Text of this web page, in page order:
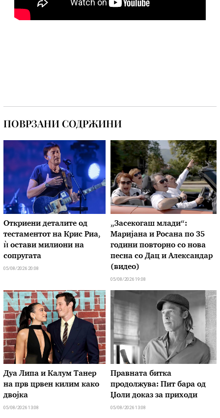
ПОВРЗАНИ СОДРЖИНИ
Откриени деталите од
тестаментот на Крис Риа,
ѝ остави милиони на
сопругата
05/08/2026 20:08
„Засекогаш млади“:
Маријана и Росана по 35
години повторно со нова
песна со Дац и Александар
(видео)
05/08/2026 19:08
Дуа Липа и Калум Танер
на прв црвен килим како
двојка
05/08/2026 13:08
Правната битка
продолжува: Пит бара од
Џоли доказ за приходи
05/08/2026 13:08